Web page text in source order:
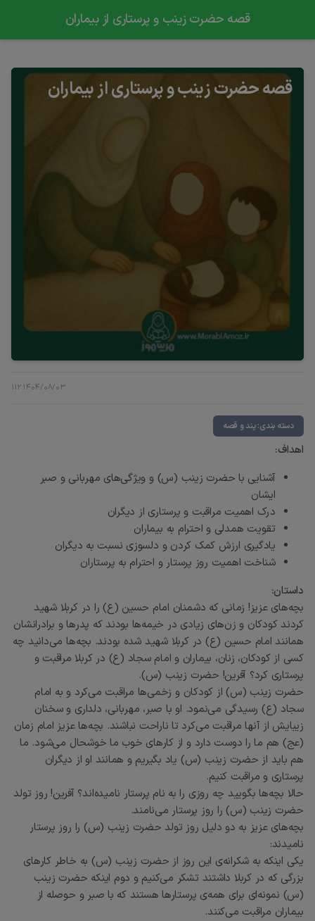
قصه حضرت زینب و پرستاری از بیماران
قصه حضرت زینب و پرستاری از بیماران
۱۴۰۴/۰۸/۰۳ 112
دسته بندی: پند و قصه
اهداف:
آشنایی با حضرت زینب (س) و ویژگی‌های مهربانی و صبر
ایشان
درک اهمیت مراقبت و پرستاری از دیگران
تقویت همدلی و احترام به بیماران
یادگیری ارزش کمک کردن و دلسوزی نسبت به دیگران
شناخت اهمیت روز پرستار و احترام به پرستاران
داستان:
بچه‌های عزیز! زمانی که دشمنان امام حسین (ع) را در کربلا شهید
کردند کودکان و زن‌های زیادی در خیمه‌ها بودند که پدرها و برادرانشان
همانند امام حسین (ع) در کربلا شهید شده بودند. بچه‌ها می‌دانید چه
کسی از کودکان، زنان، بیماران و امام سجاد (ع) در کربلا مراقبت و
پرستاری کرد؟ آفرین! حضرت زینب (س).
حضرت زینب (س) از کودکان و زخمی‌ها مراقبت می‌کرد و به امام
سجاد (ع) رسیدگی می‌نمود. او با صبر، مهربانی، دلداری و سخنان
زیبایش از آنها مراقبت می‌کرد تا ناراحت نباشند. بچه‌ها عزیز امام زمان
(عج) هم ما را دوست دارد و از کارهای خوب ما خوشحال می‌شود. ما
هم باید از حضرت زینب (س) یاد بگیریم و همانند او از دیگران
پرستاری و مراقبت کنیم.
حالا بچه‌ها بگویید چه روزی را به نام پرستار نامیده‌اند؟ آفرین! روز تولد
حضرت زینب (س) را روز پرستار می‌نامند.
بچه‌های عزیز به دو دلیل روز تولد حضرت زینب (س) را روز پرستار
نامیدند:
یکی اینکه به شکرانه‌ی این روز از حضرت زینب (س) به خاطر کارهای
بزرگی که در کربلا داشتند تشکر می‌کنیم و دوم اینکه حضرت زینب
(س) نمونه‌ای برای همه‌ی پرستارها هستند که با صبر و حوصله از
بیماران مراقبت می‌کنند.